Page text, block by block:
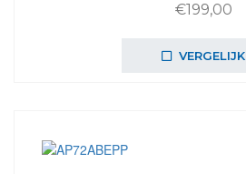
€199,00
VERGELIJK